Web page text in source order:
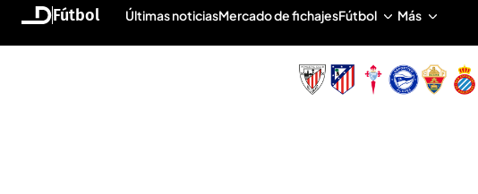
Fútbol Últimas noticiasMercado de fichajesFútbol Más